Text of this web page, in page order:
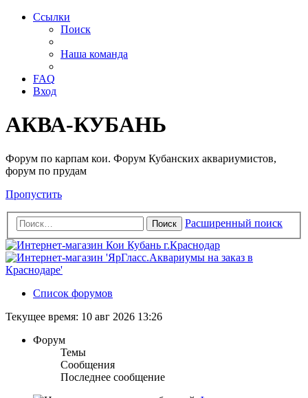
Ссылки
Поиск
Наша команда
FAQ
Вход
АКВА-КУБАНЬ
Форум по карпам кои. Форум Кубанских аквариумистов,
форум по прудам
Пропустить
Поиск Расширенный поиск
Список форумов
Текущее время: 10 авг 2026 13:26
Форум
Темы
Сообщения
Последнее сообщение